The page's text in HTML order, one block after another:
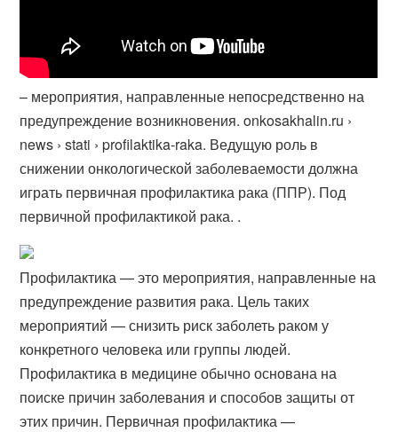
– мероприятия, направленные непосредственно на
предупреждение возникновения. onkosakhalin.ru ›
news › stati › profilaktika-raka. Ведущую роль в
снижении онкологической заболеваемости должна
играть первичная профилактика рака (ППР). Под
первичной профилактикой рака. .
Профилактика — это мероприятия, направленные на
предупреждение развития рака. Цель таких
мероприятий — снизить риск заболеть раком у
конкретного человека или группы людей.
Профилактика в медицине обычно основана на
поиске причин заболевания и способов защиты от
этих причин. Первичная профилактика —